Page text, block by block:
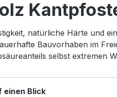
natürliche Härte und
Bauvorhaben im
selbst extremen
einen Blick